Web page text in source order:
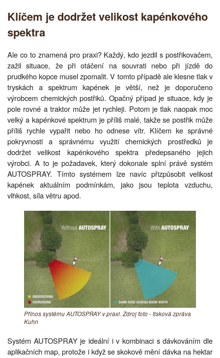
Klíčem je dodržet velikost kapénkového
spektra
Ale co to znamená pro praxi? Každý, kdo jezdil s postřikovačem,
zažil situace, že při otáčení na souvrati nebo při jízdě do
prudkého kopce musel zpomalit. V tomto případě ale klesne tlak v
tryskách a spektrum kapének je větší, než je doporučeno
výrobcem chemických postřiků. Opačný případ je situace, kdy je
pole rovné a traktor může jet rychleji. Potom je tlak naopak moc
velký a kapénkové spektrum je příliš malé, takže se postřik může
příliš rychle vypařit nebo ho odnese vítr. Klíčem ke správné
pokryvnosti a správnému využití chemických prostředků je
dodržet velikost kapénkového spektra předepsaného jejich
výrobci. A to je požadavek, který dokonale splní právě systém
AUTOSPRAY. Tímto systémem lze navíc přizpůsobit velikost
kapének aktuálním podmínkám, jako jsou teplota vzduchu,
vlhkost, síla větru apod.
Přínos systému AUTOSPRAY v praxi. Zdroj foto - tisková zpráva
Kuhn
Systém AUTOSPRAY je ideální i v kombinaci s dávkováním dle
aplikačních map, protože i když se skokově mění dávka na hektar